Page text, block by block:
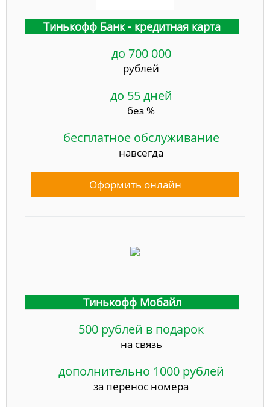
Тинькофф Банк - кредитная карта
до 700 000
рублей
до 55 дней
без %
бесплатное обслуживание
навсегда
Оформить онлайн
Тинькофф Мобайл
500 рублей в подарок
на связь
дополнительно 1000 рублей
за перенос номера